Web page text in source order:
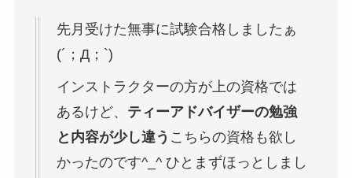
先月受けた無事に試験合格しましたぁ
(´；Д；`)
インストラクターの方が上の資格では
あるけど、 ティーアドバイザーの勉強
と内容が少し違う こちらの資格も欲し
かったのです^_^ ひとまずほっとしまし